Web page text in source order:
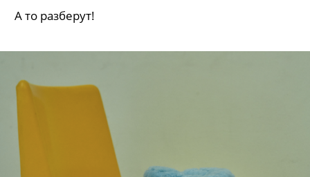
А то разберут!